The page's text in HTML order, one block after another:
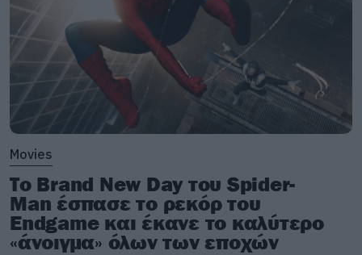
Movies
Το Brand New Day του Spider-
Man έσπασε το ρεκόρ του
Endgame και έκανε το καλύτερο
«άνοιγμα» όλων των εποχών